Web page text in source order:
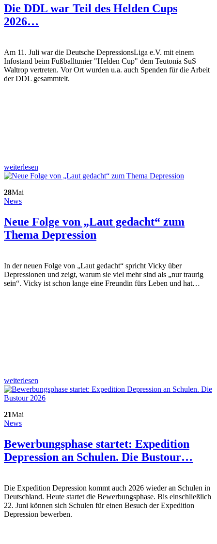
Die DDL war Teil des Helden Cups
2026…
Am 11. Juli war die Deutsche DepressionsLiga e.V. mit einem
Infostand beim Fußballtunier "Helden Cup" dem Teutonia SuS
Waltrop vertreten. Vor Ort wurden u.a. auch Spenden für die Arbeit
der DDL gesammtelt.
weiterlesen
28Mai
News
Neue Folge von „Laut gedacht“ zum
Thema Depression
In der neuen Folge von „Laut gedacht“ spricht Vicky über
Depressionen und zeigt, warum sie viel mehr sind als „nur traurig
sein“. Vicky ist schon lange eine Freundin fürs Leben und hat…
weiterlesen
21Mai
News
Bewerbungsphase startet: Expedition
Depression an Schulen. Die Bustour…
Die Expedition Depression kommt auch 2026 wieder an Schulen in
Deutschland. Heute startet die Bewerbungsphase. Bis einschließlich
22. Juni können sich Schulen für einen Besuch der Expedition
Depression bewerben.